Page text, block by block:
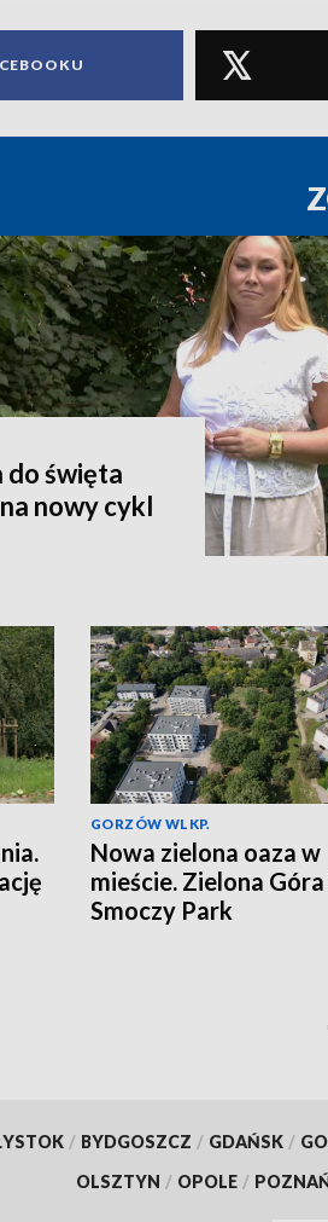
do święta
nowy cykl
GORZÓW WLKP.
Nowa zielona oaza w
mieście. Zielona
Smoczy Park
/ BYDGOSZCZ / GDAŃSK /
OLSZTYN / OPOLE /